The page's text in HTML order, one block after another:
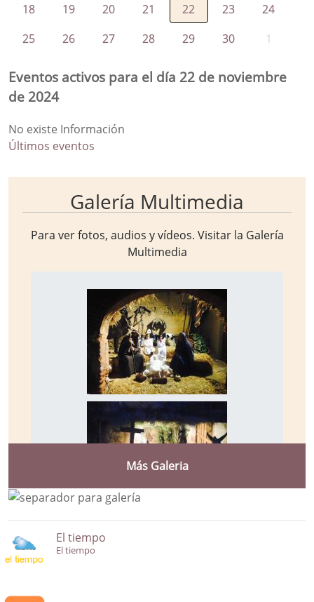
18 19 20 21 22 23
24
25
26 27 28 29 30 1
Eventos activos para el día 22 de noviembre
de 2024
No existe Información
Últimos eventos
Galería Multimedia
Para ver fotos, audios y vídeos. Visitar la Galería
Multimedia
Más Galeria
El tiempo
El tiempo